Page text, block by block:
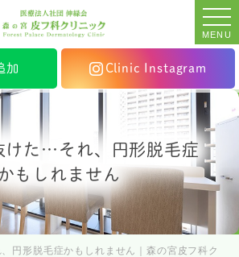
MENU
加 Clinic Instagram
けた…それ、円形脱毛症
かもしれません
円形脱毛症かもしれません｜森の宮皮フ科ク